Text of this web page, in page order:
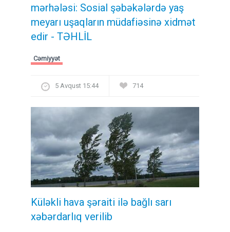
mərhələsi: Sosial şəbəkələrdə yaş
meyarı uşaqların müdafiəsinə xidmət
edir - TƏHLİL
Cəmiyyət
5 Avqust 15:44 714
Küləkli hava şəraiti ilə bağlı sarı
xəbərdarlıq verilib